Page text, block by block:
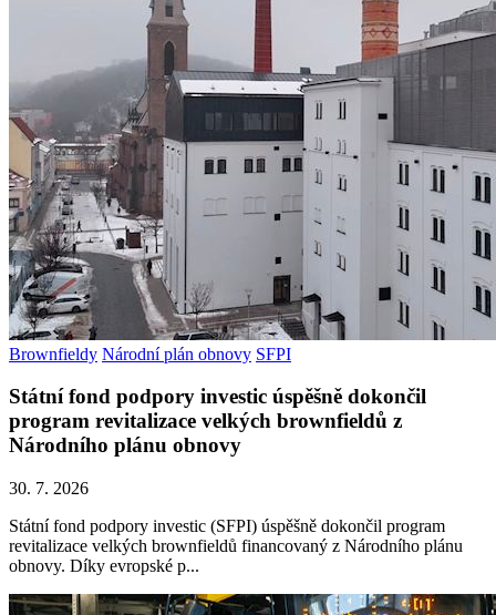
Brownfieldy Národní plán obnovy SFPI
Státní fond podpory investic úspěšně dokončil
program revitalizace velkých brownfieldů z
Národního plánu obnovy
30. 7. 2026
Státní fond podpory investic (SFPI) úspěšně dokončil program
revitalizace velkých brownfieldů financovaný z Národního plánu
obnovy. Díky evropské p...